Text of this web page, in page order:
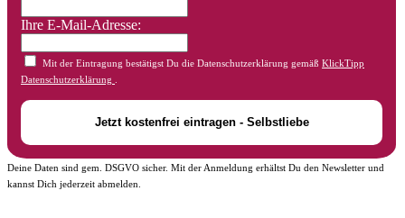
Ihre E-Mail-Adresse:
Mit der Eintragung bestätigst Du die Datenschutzerklärung gemäß KlickTipp
Datenschutzerklärung
Deine Daten sind gem. DSGVO sicher. Mit der Anmeldung erhältst Du den Newsletter und
kannst Dich jederzeit abmelden.